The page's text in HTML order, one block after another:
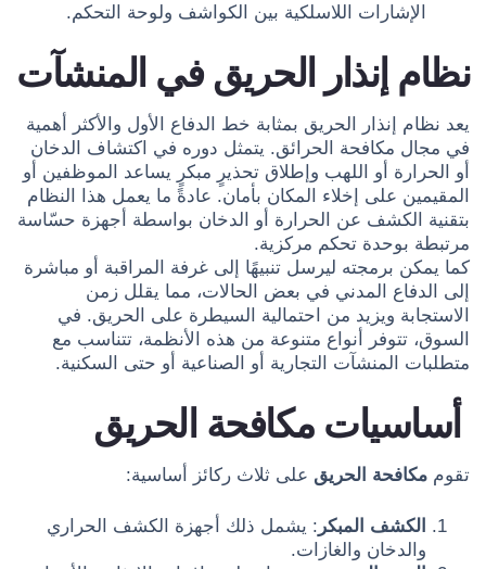
الإشارات اللاسلكية بين الكواشف ولوحة التحكم.
نظام إنذار الحريق في المنشآت
يعد نظام إنذار الحريق بمثابة خط الدفاع الأول والأكثر أهمية
في مجال مكافحة الحرائق. يتمثل دوره في اكتشاف الدخان
أو الحرارة أو اللهب وإطلاق تحذيرٍ مبكرٍ يساعد الموظفين أو
المقيمين على إخلاء المكان بأمان. عادةً ما يعمل هذا النظام
بتقنية الكشف عن الحرارة أو الدخان بواسطة أجهزة حسّاسة
مرتبطة بوحدة تحكم مركزية.
كما يمكن برمجته ليرسل تنبيهًا إلى غرفة المراقبة أو مباشرة
إلى الدفاع المدني في بعض الحالات، مما يقلل زمن
الاستجابة ويزيد من احتمالية السيطرة على الحريق. في
السوق، تتوفر أنواع متنوعة من هذه الأنظمة، تتناسب مع
متطلبات المنشآت التجارية أو الصناعية أو حتى السكنية.
أساسيات مكافحة الحريق
تقوم مكافحة الحريق على ثلاث ركائز أساسية:
الكشف المبكر : يشمل ذلك أجهزة الكشف الحراري
والدخان والغازات.